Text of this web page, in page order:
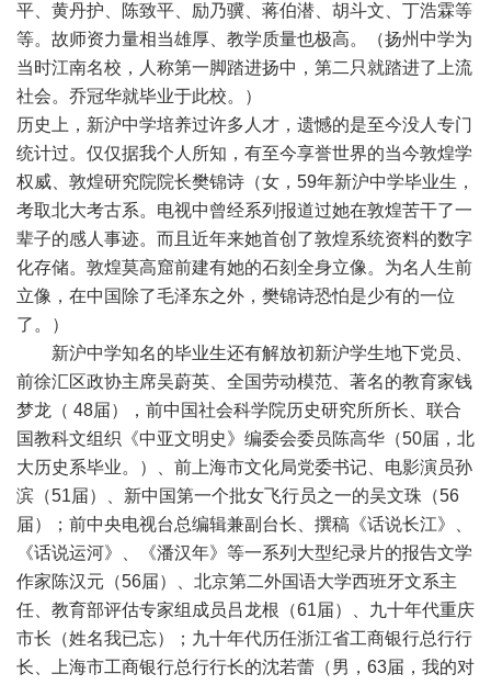
平、黄丹护、陈致平、励乃骥、蒋伯潜、胡斗文、丁浩霖等
等。故师资力量相当雄厚、教学质量也极高。（扬州中学为
当时江南名校，人称第一脚踏进扬中，第二只就踏进了上流
社会。乔冠华就毕业于此校。）
历史上，新沪中学培养过许多人才，遗憾的是至今没人专门
统计过。仅仅据我个人所知，有至今享誉世界的当今敦煌学
权威、敦煌研究院院长樊锦诗（女，59年新沪中学毕业生，
考取北大考古系。电视中曾经系列报道过她在敦煌苦干了一
辈子的感人事迹。而且近年来她首创了敦煌系统资料的数字
化存储。敦煌莫高窟前建有她的石刻全身立像。为名人生前
立像，在中国除了毛泽东之外，樊锦诗恐怕是少有的一位
了。）
新沪中学知名的毕业生还有解放初新沪学生地下党员、
前徐汇区政协主席吴蔚英、全国劳动模范、著名的教育家钱
梦龙（ 48届），前中国社会科学院历史研究所所长、联合
国教科文组织《中亚文明史》编委会委员陈高华（50届，北
大历史系毕业。）、前上海市文化局党委书记、电影演员孙
滨（51届）、新中国第一个批女飞行员之一的吴文珠（56
届）；前中央电视台总编辑兼副台长、撰稿《话说长江》、
《话说运河》、《潘汉年》等一系列大型纪录片的报告文学
作家陈汉元（56届）、北京第二外国语大学西班牙文系主
任、教育部评估专家组成员吕龙根（61届）、九十年代重庆
市长（姓名我已忘）；九十年代历任浙江省工商银行总行行
长、上海市工商银行总行行长的沈若蕾（男，63届，我的对